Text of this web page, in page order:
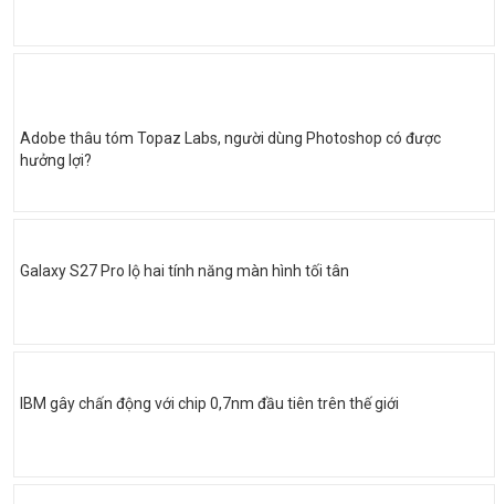
Adobe thâu tóm Topaz Labs, người dùng Photoshop có được
hưởng lợi?
Galaxy S27 Pro lộ hai tính năng màn hình tối tân
IBM gây chấn động với chip 0,7nm đầu tiên trên thế giới